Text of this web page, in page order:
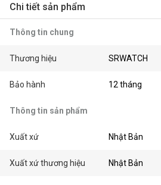
Chi tiết sản phẩm
Thông tin chung
Thương hiệu SRWATCH
Bảo hành 12 tháng
Thông tin sản phẩm
Xuất xứ Nhật Bản
Xuất xứ thương hiệu Nhật Bản